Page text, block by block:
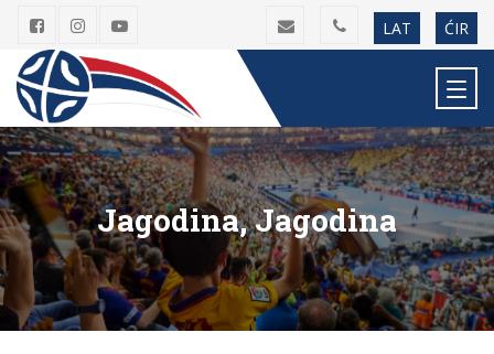
LAT ĆIR
Jagodina, Jagodina